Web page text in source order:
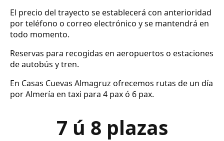
El precio del trayecto se establecerá con anterioridad
por teléfono o correo electrónico y se mantendrá en
todo momento.
Reservas para recogidas en aeropuertos o estaciones
de autobús y tren.
En Casas Cuevas Almagruz ofrecemos rutas de un día
por Almería en taxi para 4 pax ó 6 pax.
7 ú 8 plazas